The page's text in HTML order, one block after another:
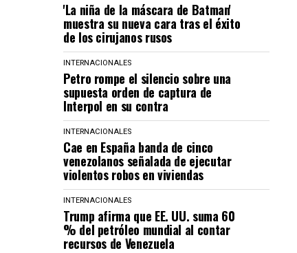
'La niña de la máscara de Batman'
muestra su nueva cara tras el éxito
de los cirujanos rusos
INTERNACIONALES
Petro rompe el silencio sobre una
supuesta orden de captura de
Interpol en su contra
INTERNACIONALES
Cae en España banda de cinco
venezolanos señalada de ejecutar
violentos robos en viviendas
INTERNACIONALES
Trump afirma que EE. UU. suma 60
% del petróleo mundial al contar
recursos de Venezuela